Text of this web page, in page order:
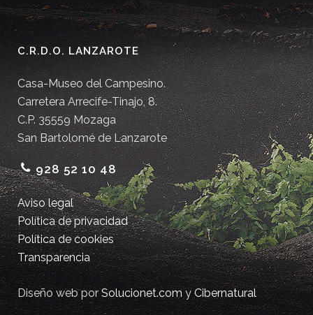
C.R.D.O. LANZAROTE
Casa-Museo del Campesino.
Carretera Arrecife-Tinajo, 8.
C.P. 35559 Mozaga
San Bartolomé de Lanzarote
928 52 10 48
Aviso legal
Política de privacidad
Política de cookies
Transparencia
Diseño web porSolucionet.comyCibernatural